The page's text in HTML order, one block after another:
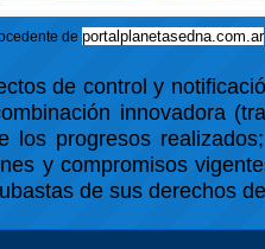
de portalplanetasedna.com.ar
de control y
innovadora
los progresos
y compromisos
de sus derechos